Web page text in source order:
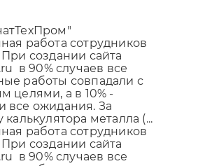
работа сотрудников
создании сайта
в 90% случаев все
работы совпадали с
целями, а в 10% -
все ожидания. За
калькулятора металла (...
работа сотрудников
создании сайта
в 90% случаев все